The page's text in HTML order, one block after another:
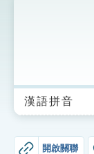
生字詞彙表
成語故事
漢語拼音
開啟關聯